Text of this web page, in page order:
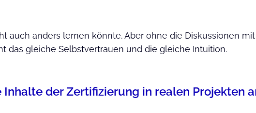
auch anders lernen könnte. Aber ohne die Diskussionen
das gleiche Selbstvertrauen und die gleiche Intuition.
der Zertifizierung in realen Projekten